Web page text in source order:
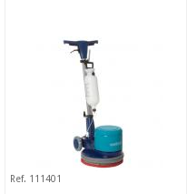
Ref. 111401